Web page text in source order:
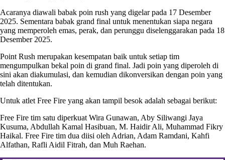
Acaranya diawali babak poin rush yang digelar pada 17 Desember
2025. Sementara babak grand final untuk menentukan siapa negara
yang memperoleh emas, perak, dan perunggu diselenggarakan pada 18
Desember 2025.
Point Rush merupakan kesempatan baik untuk setiap tim
mengumpulkan bekal poin di grand final. Jadi poin yang diperoleh di
sini akan diakumulasi, dan kemudian dikonversikan dengan poin yang
telah ditentukan.
Untuk atlet Free Fire yang akan tampil besok adalah sebagai berikut:
Free Fire tim satu diperkuat Wira Gunawan, Aby Siliwangi Jaya
Kusuma, Abdullah Kamal Hasibuan, M. Haidir Ali, Muhammad Fikry
Haikal. Free Fire tim dua diisi oleh Adrian, Adam Ramdani, Kahfi
Alfathan, Rafli Aidil Fitrah, dan Muh Raehan.